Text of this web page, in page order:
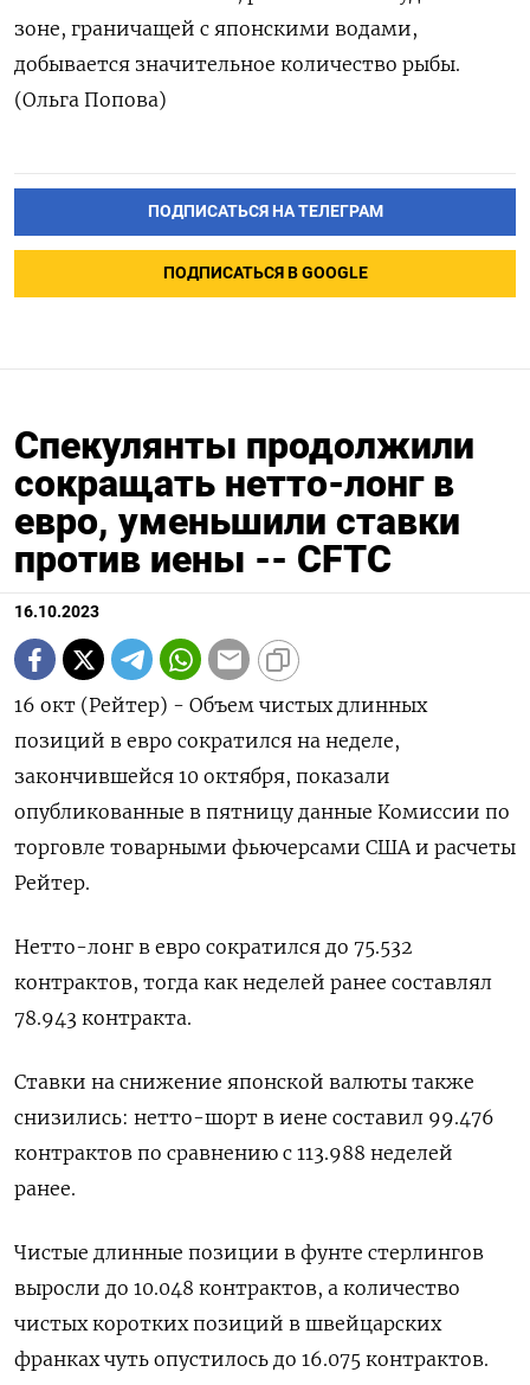
зоне, граничащей с японскими водами,
добывается значительное количество рыбы.
(Ольга Попова)
ПОДПИСАТЬСЯ НА ТЕЛЕГРАМ
ПОДПИСАТЬСЯ В GOOGLE
Спекулянты продолжили
сокращать нетто-лонг в
евро, уменьшили ставки
против иены -- CFTC
16.10.2023
16 окт (Рейтер) - Объем чистых длинных
позиций в евро сократился на неделе,
закончившейся 10 октября, показали
опубликованные в пятницу данные Комиссии по
торговле товарными фьючерсами США и расчеты
Рейтер.
Нетто-лонг в евро сократился до 75.532
контрактов, тогда как неделей ранее составлял
78.943 контракта.
Ставки на снижение японской валюты также
снизились: нетто-шорт в иене составил 99.476
контрактов по сравнению с 113.988 неделей
ранее.
Чистые длинные позиции в фунте стерлингов
выросли до 10.048 контрактов, а количество
чистых коротких позиций в швейцарских
франках чуть опустилось до 16.075 контрактов.